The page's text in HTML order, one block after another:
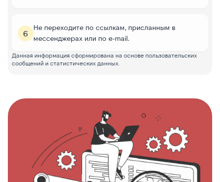
6
Не переходите по ссылкам, присланным в
мессенджерах или по e-mail.
Данная информация сформирована на основе пользовательских
сообщений и статистических данных.